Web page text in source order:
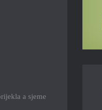
a sjeme